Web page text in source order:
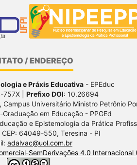
/ ENDEREÇO
e Práxis Educativa - EPEduc
757X | Prefixo DOI: 10.26694
Campus Universitário Ministro Petrônio
em Educação - PPGEd
e Epistemologia da Prática
CEP: 64049-550, Teresina - PI
adalvac@uol.com.br
SemDerivações 4.0 Internacional